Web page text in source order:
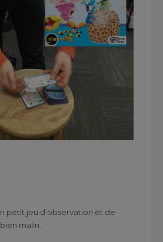
petit jeu d'observation et de
malin.